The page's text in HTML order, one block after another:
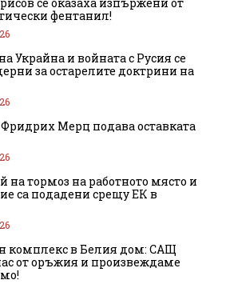
фентанил!
Украйна и войната с Русия се
за остарелите доктрини на
Мерц подава оставката
на тормоз на работното място и
са подадени срещу ЕК в
комплекс в Белия дом: САЩ
от оръжия и произвеждаме